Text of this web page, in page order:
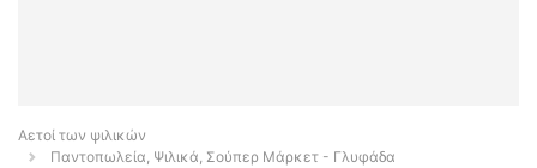
Αετοί των ψιλικών
Παντοπωλεία, Ψιλικά, Σούπερ Μάρκετ - Γλυφάδα